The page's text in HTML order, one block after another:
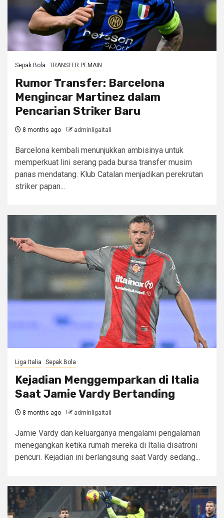
Sepak Bola TRANSFER PEMAIN
Rumor Transfer: Barcelona
Mengincar Martinez dalam
Pencarian Striker Baru
8 months ago adminligaitali
Barcelona kembali menunjukkan ambisinya untuk
memperkuat lini serang pada bursa transfer musim
panas mendatang. Klub Catalan menjadikan perekrutan
striker papan...
Liga Italia Sepak Bola
Kejadian Menggemparkan di Italia
Saat Jamie Vardy Bertanding
8 months ago adminligaitali
Jamie Vardy dan keluarganya mengalami pengalaman
menegangkan ketika rumah mereka di Italia disatroni
pencuri. Kejadian ini berlangsung saat Vardy sedang...